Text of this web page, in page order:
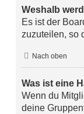
Weshalb
Es ist der
zuzuteilen, so
Nach oben
Was ist eine
Wenn du
deine